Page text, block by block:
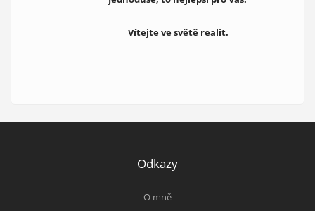
Vítejte ve světě realit.
Odkazy
O mně